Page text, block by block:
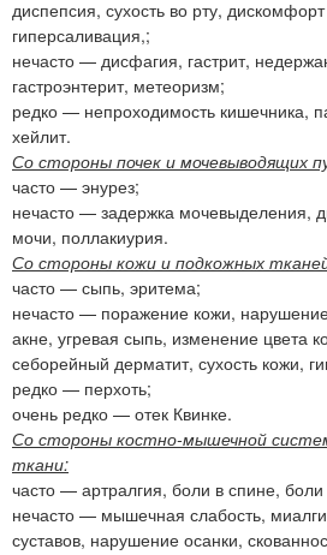
диспепсия, сухость во рту,
гиперсаливация,;
нечасто — дисфагия, гастрит,
гастроэнтерит, метеоризм;
редко — непроходимость кишечника,
хейлит.
Со стороны почек и мочевыводящих
часто — энурез;
нечасто — задержка мочевыделения,
мочи, поллакиурия.
Со стороны кожи и подкожных
часто — сыпь, эритема;
нечасто — поражение кожи,
акне, угревая сыпь, изменение цвета
себорейный дерматит, сухость кожи,
редко — перхоть;
очень редко — отек Квинке.
Со стороны костно-мышечной
ткани:
часто — артралгия, боли в спине, боли
нечасто — мышечная слабость,
суставов, нарушение осанки,